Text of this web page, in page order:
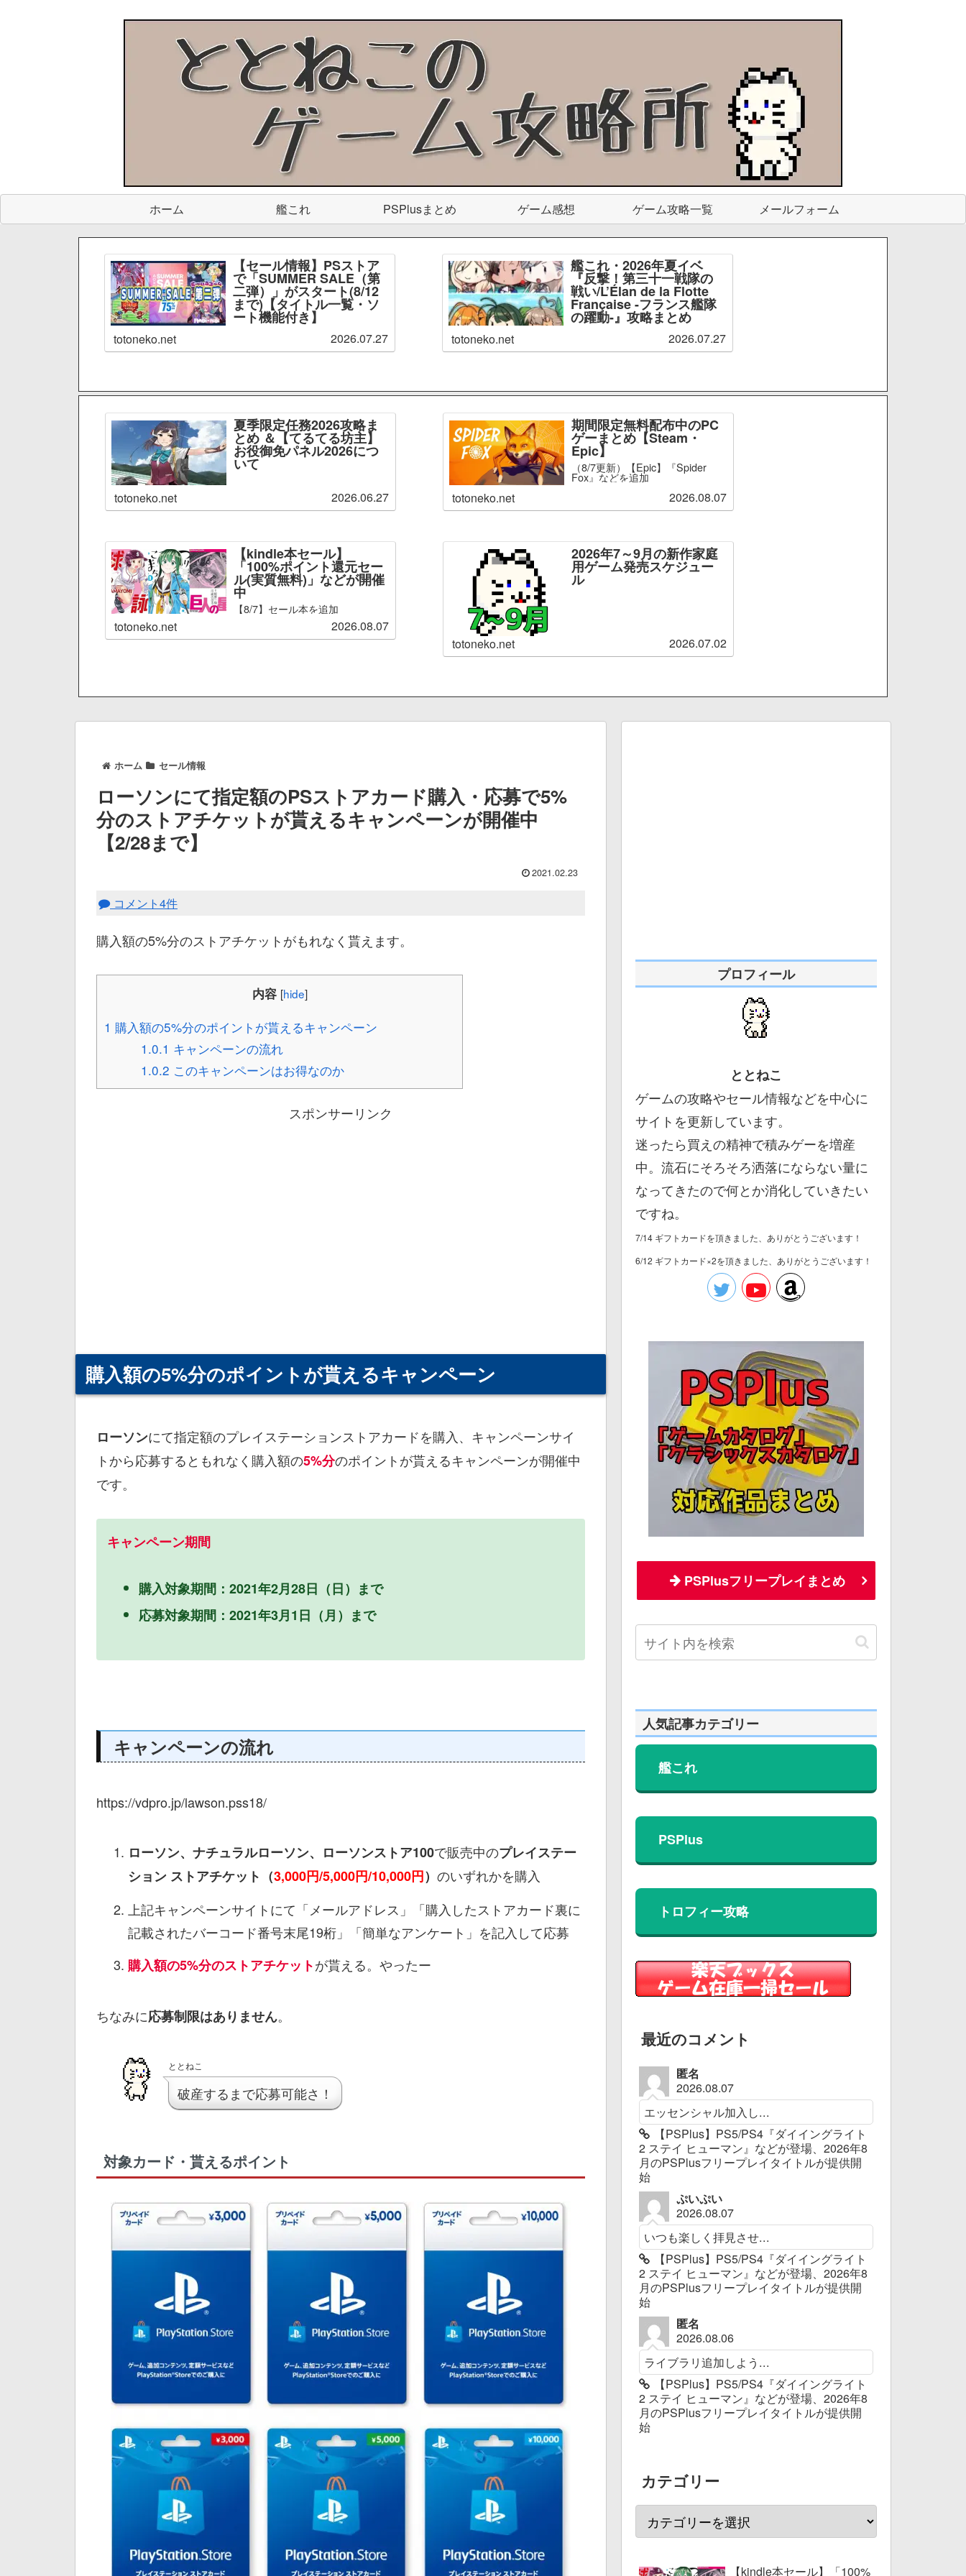
ホーム 艦これ PSPlusまとめ ゲーム感想 ゲーム攻略一覧 メールフォーム
【セール情報】PSストア
で「SUMMER SALE（第
二弾）」がスタート(8/12
まで)【タイトル一覧・ソ
ート機能付き】
totoneko.net 2026.07.27
艦これ・2026年夏イベ
『反撃！第三十一戦隊の
戦い/L’Élan de la Flotte
Française -フランス艦隊
の躍動-』攻略まとめ
totoneko.net 2026.07.27
夏季限定任務2026攻略ま
とめ ＆【てるてる坊主】
お役御免パネル2026につ
いて
totoneko.net 2026.06.27
【kindle本セール】
「100%ポイント還元セー
ル(実質無料)」などが開催
中
【8/7】セール本を追加
totoneko.net 2026.08.07
期間限定無料配布中のPC
ゲーまとめ【Steam・
Epic】
（8/7更新）【Epic】『Spider
Fox』などを追加
totoneko.net 2026.08.07
2026年7～9月の新作家庭
用ゲーム発売スケジュー
ル
totoneko.net 2026.07.02
ホーム セール情報
ローソンにて指定額のPSストアカード購入・応募で5%
分のストアチケットが貰えるキャンペーンが開催中
【2/28まで】
2021.02.23
コメント4件
購入額の5%分のストアチケットがもれなく貰えます。
内容 [hide]
1 購入額の5%分のポイントが貰えるキャンペーン
1.0.1 キャンペーンの流れ
1.0.2 このキャンペーンはお得なのか
スポンサーリンク
購入額の5%分のポイントが貰えるキャンペーン
ローソンにて指定額のプレイステーションストアカードを購入、キャンペーンサイ
トから応募するともれなく購入額の5%分のポイントが貰えるキャンペーンが開催中
です。
キャンペーン期間
購入対象期間：2021年2月28日（日）まで
応募対象期間：2021年3月1日（月）まで
キャンペーンの流れ
https://vdpro.jp/lawson.pss18/
ローソン、ナチュラルローソン、ローソンストア100で販売中のプレイステー
ション ストアチケット（3,000円/5,000円/10,000円） のいずれかを購入
上記キャンペーンサイトにて「メールアドレス」「購入したストアカード裏に
記載されたバーコード番号末尾19桁」「簡単なアンケート」を記入して応募
購入額の5%分のストアチケットが貰える。やったー
ちなみに応募制限はありません。
ととねこ
破産するまで応募可能さ！
対象カード・貰えるポイント
プロフィール
ととねこ
ゲームの攻略やセール情報などを中心に
サイトを更新しています。
迷ったら買えの精神で積みゲーを増産
中。流石にそろそろ洒落にならない量に
なってきたので何とか消化していきたい
ですね。
7/14 ギフトカードを頂きました、ありがとうございます！
6/12 ギフトカード×2を頂きました、ありがとうございます！
PSPlusフリープレイまとめ
人気記事カテゴリー
艦これ
PSPlus
トロフィー攻略
最近のコメント
匿名
2026.08.07
エッセンシャル加入し...
【PSPlus】PS5/PS4『ダイイングライト
2 ステイ ヒューマン』などが登場、2026年8
月のPSPlusフリープレイタイトルが提供開
始
ぷいぷい
2026.08.07
いつも楽しく拝見させ...
【PSPlus】PS5/PS4『ダイイングライト
2 ステイ ヒューマン』などが登場、2026年8
月のPSPlusフリープレイタイトルが提供開
始
匿名
2026.08.06
ライブラリ追加しよう...
【PSPlus】PS5/PS4『ダイイングライト
2 ステイ ヒューマン』などが登場、2026年8
月のPSPlusフリープレイタイトルが提供開
始
カテゴリー
【kindle本セール】「100%